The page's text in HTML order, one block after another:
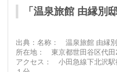
「温泉旅館 由縁別
名称： 温泉旅館 由縁別
所在地： 東京都世田谷区代田
アクセス： 小田急線下北沢駅